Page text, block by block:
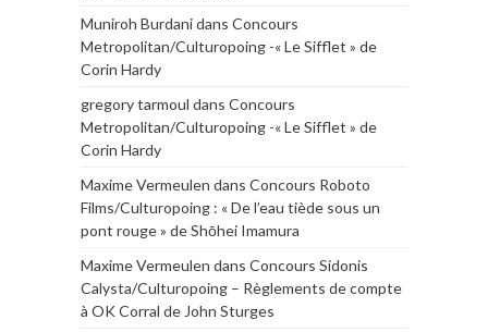
Muniroh Burdanidans Concours
Metropolitan/Culturopoing -« Le Sifflet » de
Corin Hardy
gregory tarmoul dans Concours
Metropolitan/Culturopoing -« Le Sifflet » de
Corin Hardy
Maxime Vermeulen dans Concours Roboto
Films/Culturopoing : « De l’eau tiède sous un
pont rouge » de Shōhei Imamura
Maxime Vermeulen dans Concours Sidonis
Calysta/Culturopoing – Règlements de compte
à OK Corral de John Sturges